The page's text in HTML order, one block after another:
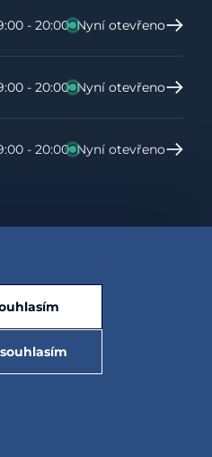
- 20:00 Nyní otevřeno
- 20:00 Nyní otevřeno
- 20:00 Nyní otevřeno